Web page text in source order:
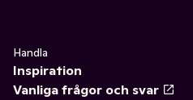
Handla
Inspiration
Vanliga frågor och svar